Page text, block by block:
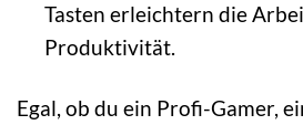
Tasten erleichtern die
Produktivität.
Egal, ob du ein Profi-Gamer,